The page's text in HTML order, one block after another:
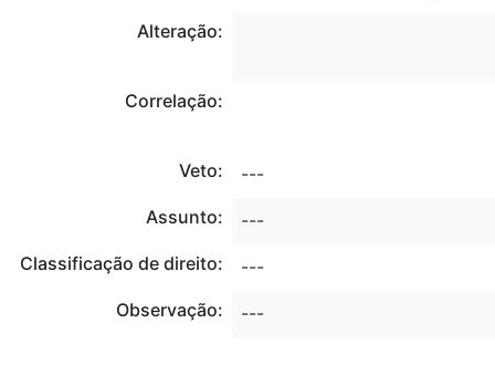
Alteração:
Correlação:
Veto:
---
Assunto:
---
Classificação de direito:
---
Observação:
---